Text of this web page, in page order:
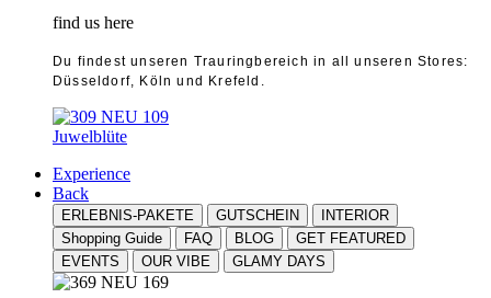
find us here
Du findest unseren Trauringbereich in all unseren Stores:
Düsseldorf, Köln und Krefeld.
Juwelblüte
Experience
Back
ERLEBNIS-PAKETE GUTSCHEIN
INTERIOR
Shopping Guide
FAQ BLOG
GET FEATURED
EVENTS
OUR VIBE GLAMY DAYS